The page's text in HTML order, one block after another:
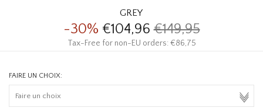
GREY
-30% €104,96€149,95
Tax-Free for non-EU orders: €86,75
FAIRE UN CHOIX: